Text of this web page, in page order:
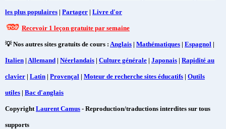
les plus populaires | Partager | Livre d'or
Recevoir 1 leçon gratuite par semaine
💡 Nos autres sites gratuits de cours : Anglais | Mathématiques | Espagnol |
Italien | Allemand | Néerlandais | Culture générale | Japonais | Rapidité au
clavier | Latin | Provençal | Moteur de recherche sites éducatifs | Outils
utiles | Bac d'anglais
CopyrightLaurent Camus - Reproduction/traductions interdites sur tous
supports